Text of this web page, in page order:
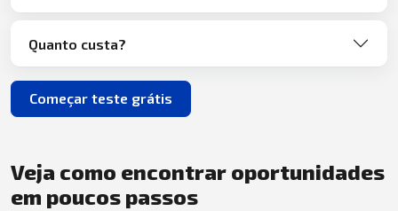
Quanto custa?
Começar teste grátis
Veja como encontrar oportunidades
em poucos passos